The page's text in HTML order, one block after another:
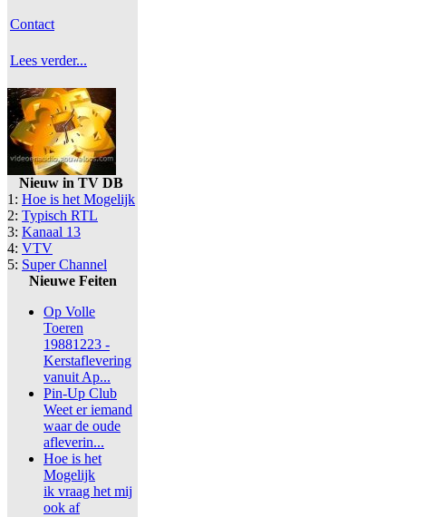
Contact
Lees verder...
Nieuw in TV DB
1: Hoe is het Mogelijk
2: Typisch RTL
3: Kanaal 13
4: VTV
5: Super Channel
Nieuwe Feiten
Op Volle
Toeren
19881223 -
Kerstaflevering
vanuit Ap...
Pin-Up Club
Weet er iemand
waar de oude
afleverin...
Hoe is het
Mogelijk
ik vraag het mij
ook af